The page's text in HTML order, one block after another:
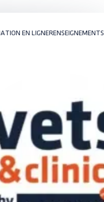
EN LIGNERENSEIGNEMENTS